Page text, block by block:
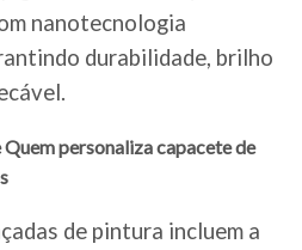
nanotecnologia
durabilidade, brilho
personaliza capacete de
de pintura incluem a